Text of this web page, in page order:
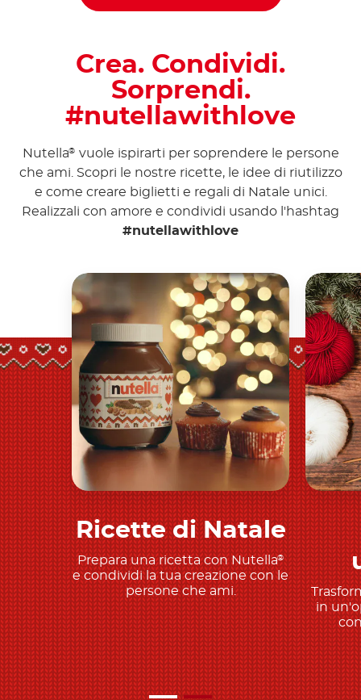
Crea. Condividi.
Sorprendi.
#nutellawithlove
Nutella® vuole ispirarti per soprendere le persone
che ami. Scopri le nostre ricette, le idee di riutilizzo
e come creare biglietti e regali di Natale unici.
Realizzali con amore e condividi usando l'hashtag
#nutellawithlove
Scopri di più
Ricette di Natale
Prepara una ricetta con Nutella®
e condividi la tua creazione con le
persone che ami.
in